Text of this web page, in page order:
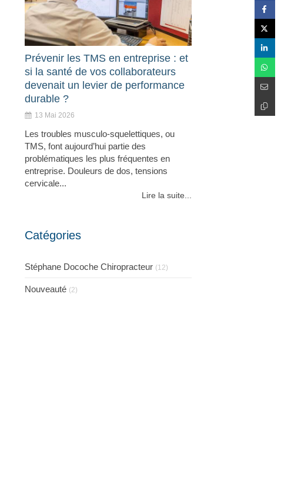
Prévenir les TMS en entreprise : et
si la santé de vos collaborateurs
devenait un levier de performance
durable ?
13 Mai 2026
Les troubles musculo-squelettiques, ou
TMS, font aujourd’hui partie des
problématiques les plus fréquentes en
entreprise. Douleurs de dos, tensions
cervicale...
Lire la suite...
Catégories
Stéphane Docoche Chiropracteur (12)
Nouveauté (2)